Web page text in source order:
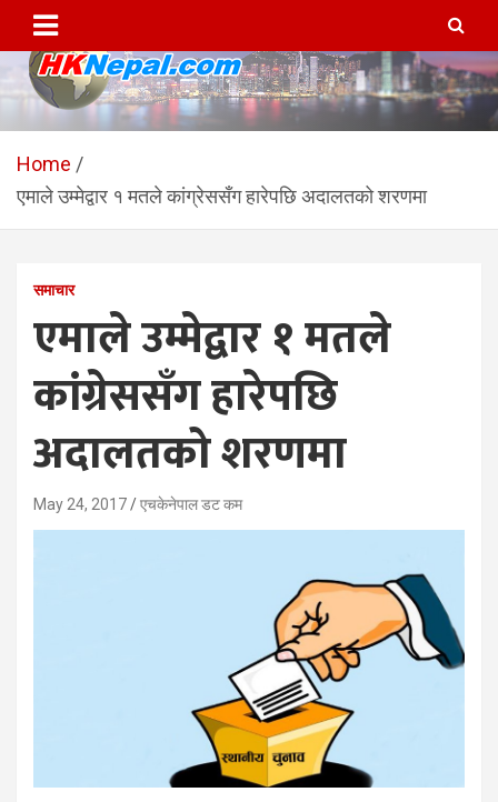
content
HKNepal.com – हङकङबाट
सञ्चालित पहिलो नेपाली अनलाईन
पत्रिका
hknepal, hknepal.com, hk nepal, hk nepal com
Home
एमाले उम्मेद्वार १ मतले कांग्रेससँग हारेपछि अदालतको शरणमा
समाचार
एमाले उम्मेद्वार १ मतले
कांग्रेससँग हारेपछि
अदालतको शरणमा
May 24, 2017 एचकेनेपाल डट कम